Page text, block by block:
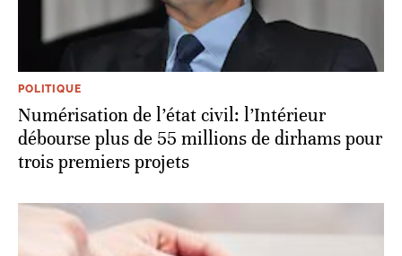
POLITIQUE
Numérisation de l’état civil: l’Intérieur
débourse plus de 55 millions de dirhams pour
trois premiers projets